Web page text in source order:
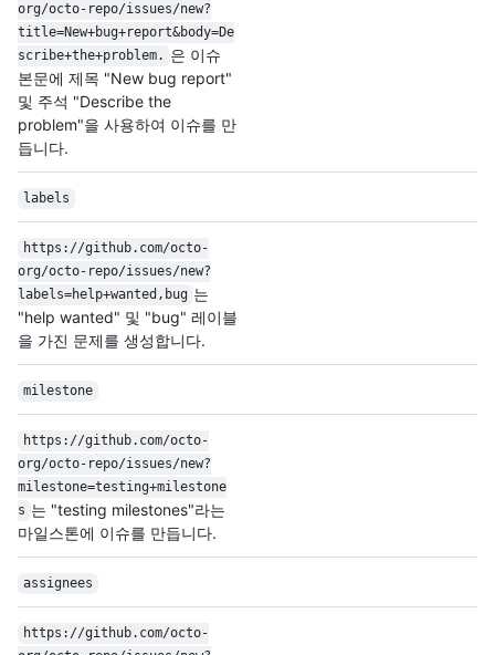
org/octo-repo/issues/new?
title=New+bug+report&body=De
scribe+the+problem. 은 이슈
본문에 제목 "New bug report"
및 주석 "Describe the
problem"을 사용하여 이슈를 만
듭니다.
labels
https://github.com/octo-
org/octo-repo/issues/new?
labels=help+wanted,bug 는
"help wanted" 및 "bug" 레이블
을 가진 문제를 생성합니다.
milestone
https://github.com/octo-
org/octo-repo/issues/new?
milestone=testing+milestone
s 는 "testing milestones"라는
마일스톤에 이슈를 만듭니다.
assignees
https://github.com/octo-